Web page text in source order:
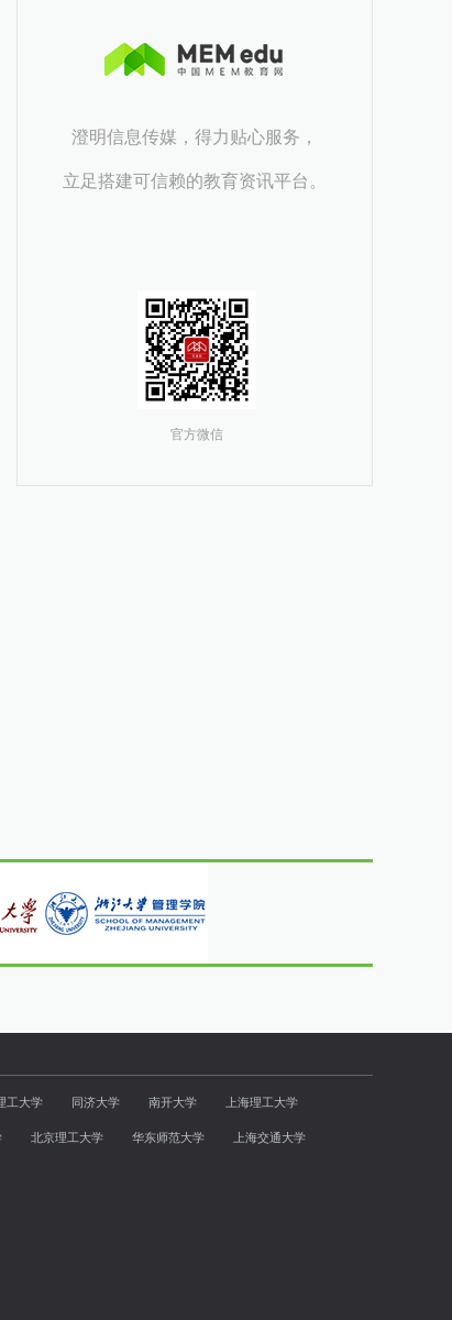
澄明信息传媒，得力贴心服务，
立足搭建可信赖的教育资讯平台。
官方微信
工大学 同济大学 南开大学
上海理工大学
北京理工大学 华东师范大学
上海交通大学